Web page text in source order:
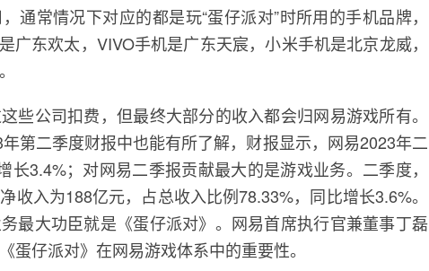
通常情况下对应的都是玩“蛋仔派对”时所用的手机品牌，
广东欢太，VIVO手机是广东天宸，小米手机是北京龙威，
些公司扣费，但最终大部分的收入都会归网易游戏所有。
第二季度财报中也能有所了解，财报显示，网易2023年二
长3.4%；对网易二季报贡献最大的是游戏业务。二季度，
收入为188亿元，占总收入比例78.33%，同比增长3.6%。
最大功臣就是《蛋仔派对》。网易首席执行官兼董事丁磊
蛋仔派对》在网易游戏体系中的重要性。